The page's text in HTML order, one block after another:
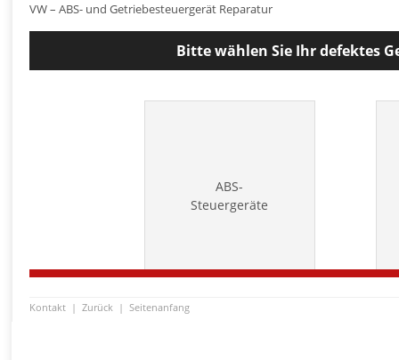
VW – ABS- und Getriebesteuergerät Reparatur
Bitte wählen Sie Ihr defektes
ABS-
Steuergeräte
Kontakt | Zurück | Seitenanfang